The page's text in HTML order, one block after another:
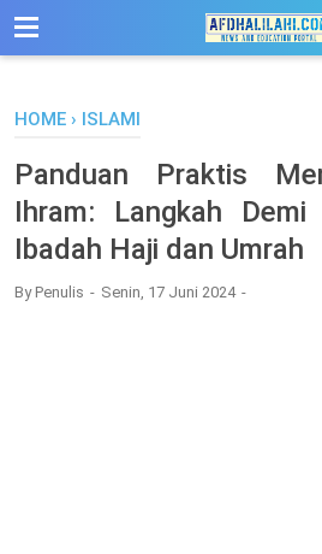
-->
HOME › ISLAMI
Panduan Praktis
Ihram: Langkah
Ibadah Haji dan Umrah
ByPenulis Senin, 17 Juni 2024